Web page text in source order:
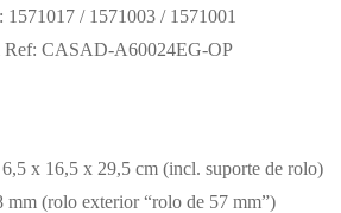
/ 1571003 / 1571001
Ref: CASAD-A60024EG-OP
x 16,5 x 29,5 cm (incl. suporte de rolo)
mm (rolo exterior “rolo de 57 mm”)